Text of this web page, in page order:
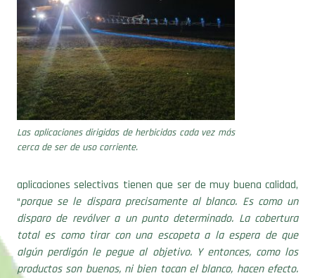
Las aplicaciones dirigidas de herbicidas cada vez más
cerca de ser de uso corriente.
aplicaciones selectivas tienen que ser de muy buena calidad,
“porque se le dispara precisamente al blanco. Es como un
disparo de revólver a un punto determinado. La cobertura
total es como tirar con una escopeta a la espera de que
algún perdigón le pegue al objetivo. Y entonces, como los
productos son buenos, ni bien tocan el blanco, hacen efecto.